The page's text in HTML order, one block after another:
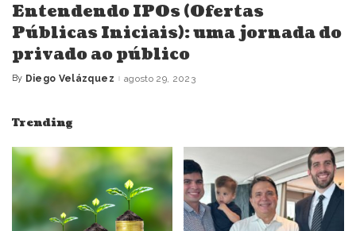
Entendendo IPOs (Ofertas
Públicas Iniciais): uma jornada do
privado ao público
Posted
By Diego Velázquez agosto 29, 2023
Trending